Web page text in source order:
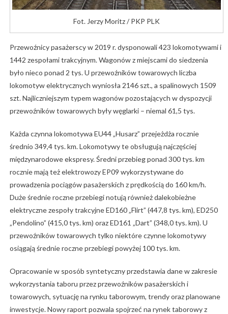
Fot. Jerzy Moritz / PKP PLK
Przewoźnicy pasażerscy w 2019 r. dysponowali 423 lokomotywami i
1442 zespołami trakcyjnym. Wagonów z miejscami do siedzenia
było nieco ponad 2 tys. U przewoźników towarowych liczba
lokomotyw elektrycznych wyniosła 2146 szt., a spalinowych 1509
szt. Najliczniejszym typem wagonów pozostających w dyspozycji
przewoźników towarowych były węglarki – niemal 61,5 tys.
Każda czynna lokomotywa EU44 „Husarz” przejeżdża rocznie
średnio 349,4 tys. km. Lokomotywy te obsługują najczęściej
międzynarodowe ekspresy. Średni przebieg ponad 300 tys. km
rocznie mają też elektrowozy EP09 wykorzystywane do
prowadzenia pociągów pasażerskich z prędkością do 160 km/h.
Duże średnie roczne przebiegi notują również dalekobieżne
elektryczne zespoły trakcyjne ED160 „Flirt” (447,8 tys. km), ED250
„Pendolino” (415,0 tys. km) oraz ED161 „Dart” (348,0 tys. km). U
przewoźników towarowych tylko niektóre czynne lokomotywy
osiągają średnie roczne przebiegi powyżej 100 tys. km.
Opracowanie w sposób syntetyczny przedstawia dane w zakresie
wykorzystania taboru przez przewoźników pasażerskich i
towarowych, sytuację na rynku taborowym, trendy oraz planowane
inwestycje. Nowy raport pozwala spojrzeć na rynek taborowy z